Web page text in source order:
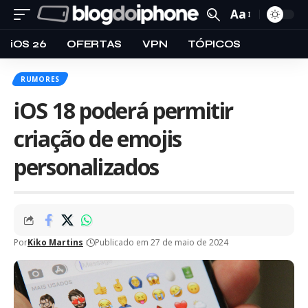
Aa
iOS 26 OFERTAS VPN TÓPICOS
RUMORES
iOS 18 poderá permitir
criação de emojis
personalizados
PorKiko Martins Publicado em 27 de maio de 2024